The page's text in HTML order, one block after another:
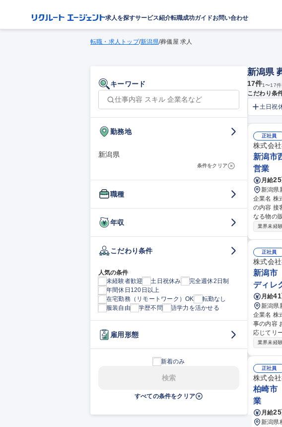
求人を探すサービス紹介転職成功ガイドお問い合わせ
転職・求人トップ/新潟県/葬儀屋 求人
キーワード
勤務地
新潟県
条件をクリア
職種
年収
こだわり条件
人気の条件
未経験者歓迎
土日祝休み
完全週休2日制
年間休日120日以上
在宅勤務（リモートワーク）OK
転勤なし
服装自由
学歴不問 語学力を活かせる
雇用形態
新着のみ
検索
すべての条件をクリア
新潟県
17件1〜17
こだわり条
土日祝
正社員
株式会
新潟市
営業
月給
新潟県
企業名 株式会社福宝 求人名 新潟市西区【販売/営業経
の内容 接
なる物の販
なく、家
★一生に
業界未経
正社員
株式会
新潟市
ディレ
月給
新潟県
企業名 株式会社福宝 求人名 新潟市【葬祭ディレクタ
事の内容
応じてリ
す。 ・葬儀の打ち合わせ ・会場準備・設営・式の進行 ・シフト作成、チームメンバーの育成・サポート ・既存
業界未経
正社員
株式会
柏崎市
業
月給
新潟県